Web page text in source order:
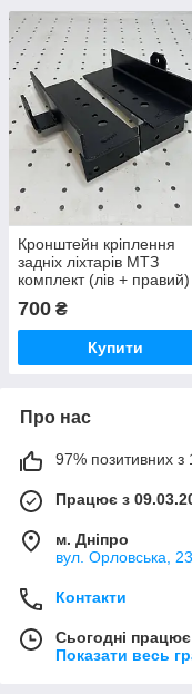
Кронштейн кріплення
задніх ліхтарів МТЗ
комплект (лів + правий)
700 ₴
Купити
Про нас
97% позитивних з
Працює з
м. Дніпро
вул. Орловська,
Контакти
Сьогодні
Показати весь